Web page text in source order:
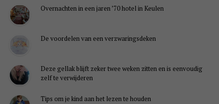
Overnachten in een jaren ’70 hotel in Keulen
De voordelen van een verzwaringsdeken
Deze gellak blijft zeker twee weken zitten en is eenvoudig
zelf te verwijderen
Tips om je kind aan het lezen te houden